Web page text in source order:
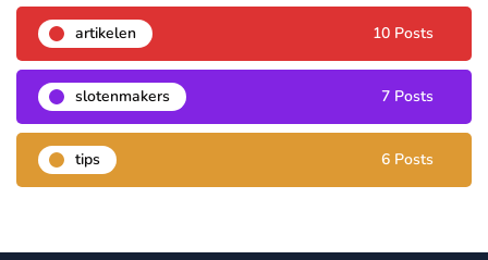
artikelen 10 Posts
slotenmakers 7 Posts
tips 6 Posts